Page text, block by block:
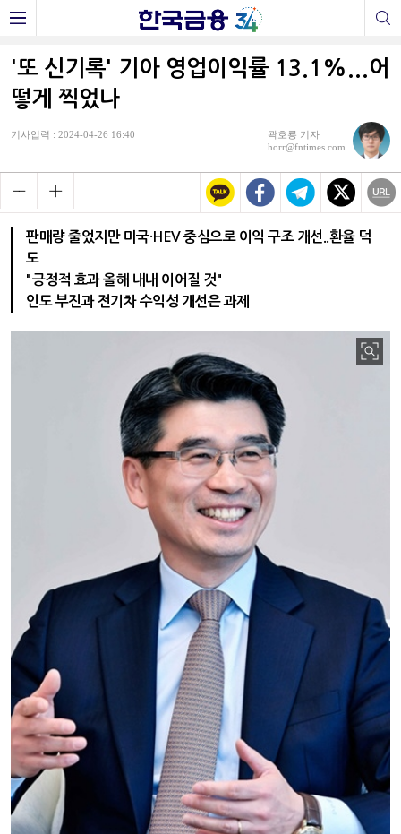
'또 신기록' 기아 영업이익률 13.1%...어
떻게 찍었나
기사입력 : 2024-04-26 16:40
곽호룡 기자
horr@fntimes.com
판매량 줄었지만 미국·HEV 중심으로 이익 구조 개선..환율 덕
도
"긍정적 효과 올해 내내 이어질 것"
인도 부진과 전기차 수익성 개선은 과제